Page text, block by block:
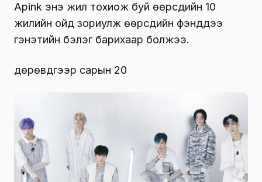
Apink энэ жил тохиож буй өөрсдийн 10
жилийн ойд зориулж өөрсдийн фэнүүддээ
гэнэтийн бэлэг барихаар болжээ.
дөрөвдүгээр сарын 20